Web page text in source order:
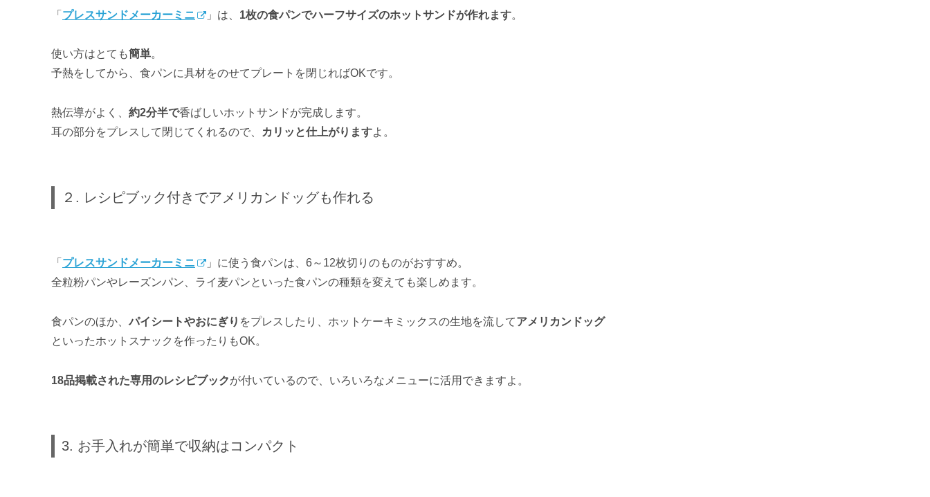
「 プレスサンドメーカーミニ 」は、 1枚の食パンでハーフサイズのホットサンドが作れます。
使い方はとても簡単。
予熱をしてから、食パンに具材をのせてプレートを閉じればOKです。
熱伝導がよく、 約2分半で香ばしいホットサンドが完成します。
耳の部分をプレスして閉じてくれるので、
カリッと仕上がりますよ。
２. レシピブック付きでアメリカンドッグも作れる
「 プレスサンドメーカーミニ
」に使う食パンは、6～12枚切りのものがおすすめ。
全粒粉パンやレーズンパン、ライ麦パンといった食パンの種類を変えても楽しめます。
食パンのほか、 パイシートやおにぎり をプレスしたり、ホットケーキミックスの生地を流してアメリカンドッグ
といったホットスナックを作ったりもOK。
18品掲載された専用のレシピブックが付いているので、いろいろなメニューに活用できますよ。
3. お手入れが簡単で収納はコンパクト